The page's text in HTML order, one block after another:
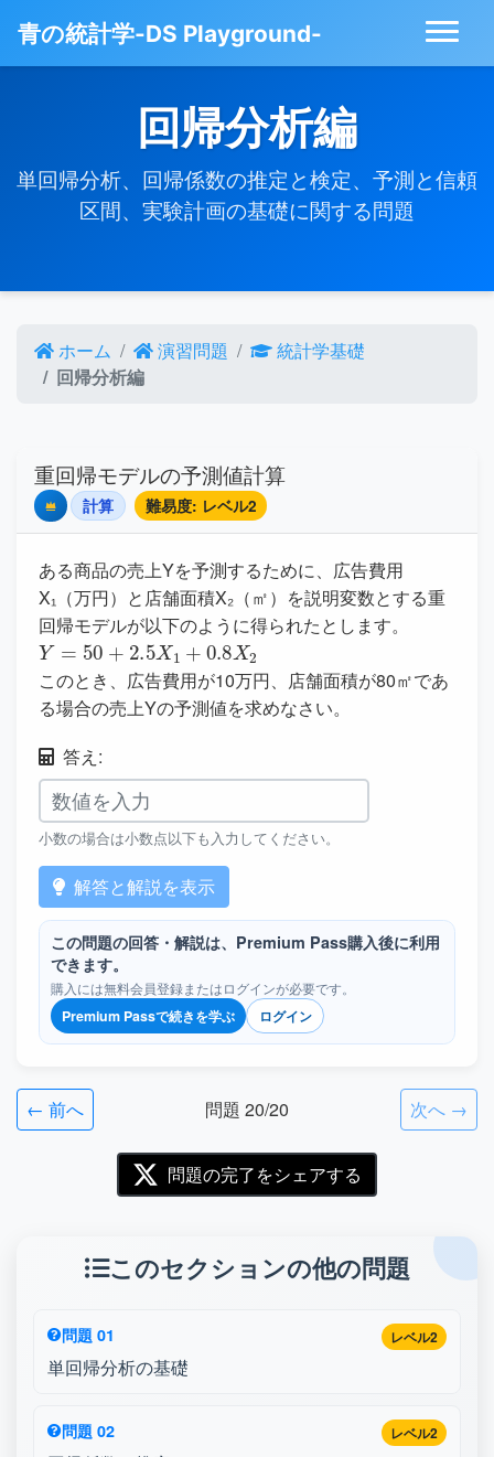
青の統計学-DS Playground-
回帰分析編
単回帰分析、回帰係数の推定と検定、予測と信頼
区間、実験計画の基礎に関する問題
ホーム 演習問題
統計学基礎
回帰分析編
重回帰モデルの予測値計算
Premium
計算 難易度: レベル2
ある商品の売上Yを予測するために、広告費用
X₁（万円）と店舗面積X₂（㎡）を説明変数とする重
Y=50+2.5X1+0.8X 2
このとき、広告費用が10万円、店舗面積が80㎡であ
る場合の売上Yの予測値を求めなさい。
答え:
小数の場合は小数点以下も入力してください。
解答と解説を表示
この問題の回答・解説は、Premium Pass購入後に利用
できます。
購入には無料会員登録またはログインが必要です。
Premium Passで続きを学ぶ
ログイン
← 前へ 問題 20/20 次へ →
問題の完了をシェアする
このセクションの他の問題
レベル2
問題 01
単回帰分析の基礎
レベル2
問題 02